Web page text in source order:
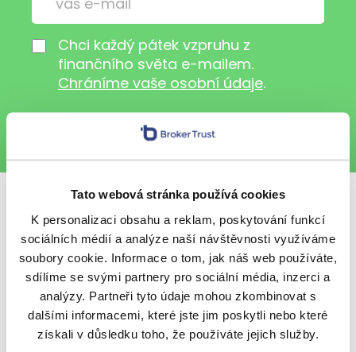
Tato webová stránka používá cookies
K personalizaci obsahu a reklam, poskytování funkcí
sociálních médií a analýze naší návštěvnosti využíváme
soubory cookie. Informace o tom, jak náš web používáte,
sdílíme se svými partnery pro sociální média, inzerci a
analýzy. Partneři tyto údaje mohou zkombinovat s
dalšími informacemi, které jste jim poskytli nebo které
získali v důsledku toho, že používáte jejich služby.
Chci každý pátek vzpruhu z
finančního světa e-mailem.
Chráníme vaše osobní údaje.
Sdílet s přáteli
Další témata